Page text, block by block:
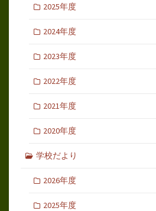
2025年度
2024年度
2023年度
2022年度
2021年度
2020年度
学校だより
2026年度
2025年度